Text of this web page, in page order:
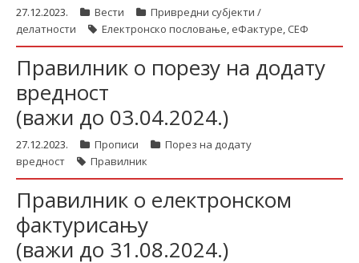
27.12.2023. Вести
Привредни субјекти /
делатности
Електронско пословање, еФактуре, СЕФ
Правилник о порезу на додату
вредност
(важи до 03.04.2024.)
27.12.2023. Прописи
Порез на додату
вредност
Правилник
Правилник о електронском
фактурисању
(важи до 31.08.2024.)